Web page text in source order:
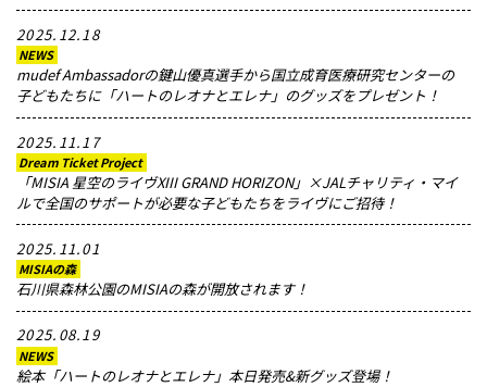
2025.12.18
NEWS
mudef Ambassadorの鍵山優真選手から国立成育医療研究センターの
子どもたちに「ハートのレオナとエレナ」のグッズをプレゼント！
2025.11.17
Dream Ticket Project
「MISIA 星空のライヴXIII GRAND HORIZON」×JALチャリティ・マイ
ルで全国のサポートが必要な子どもたちをライヴにご招待！
2025.11.01
MISIAの森
石川県森林公園のMISIAの森が開放されます！
2025.08.19
NEWS
絵本「ハートのレオナとエレナ」本日発売&新グッズ登場！